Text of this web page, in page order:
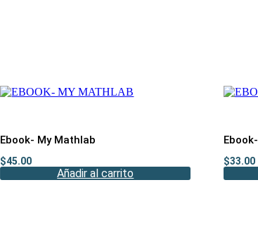
Ebook- My Mathlab
$45.00
Añadir al carrito
$33.00